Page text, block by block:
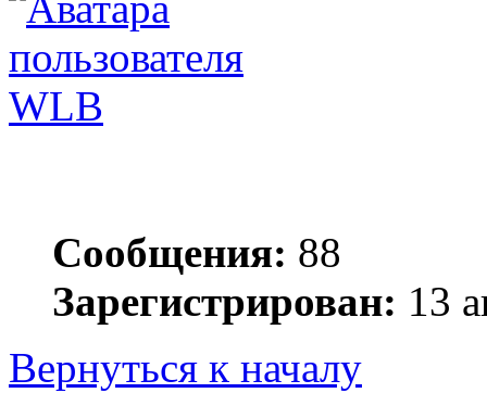
WLB
Сообщения: 88
Зарегистрирован: 13
Вернуться к началу